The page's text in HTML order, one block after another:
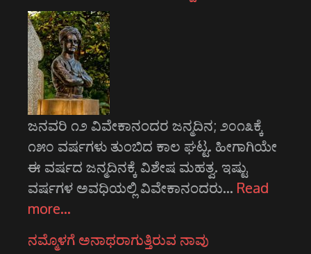
ಜನವರಿ ೧೨ ವಿವೇಕಾನಂದರ ಜನ್ಮದಿನ; ೨೦೧೩ಕ್ಕೆ
೧೫೦ ವರ್ಷಗಳು ತುಂಬಿದ ಕಾಲ ಘಟ್ಟ. ಹೀಗಾಗಿಯೇ
ಈ ವರ್ಷದ ಜನ್ಮದಿನಕ್ಕೆ ವಿಶೇಷ ಮಹತ್ವ. ಇಷ್ಟು
ವರ್ಷಗಳ ಅವಧಿಯಲ್ಲಿ ವಿವೇಕಾನಂದರು… Read
more…
ನಮ್ಮೊಳಗೆ ಅನಾಥರಾಗುತ್ತಿರುವ ನಾವು